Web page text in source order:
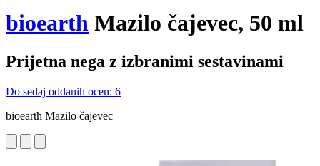
bioearth Mazilo čajevec, 50 ml
Prijetna nega z izbranimi sestavinami
Do sedaj oddanih ocen: 6
bioearth Mazilo čajevec